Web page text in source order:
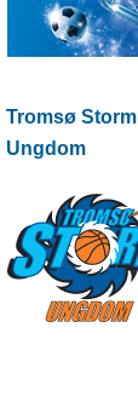
Tromsø Storm
Ungdom